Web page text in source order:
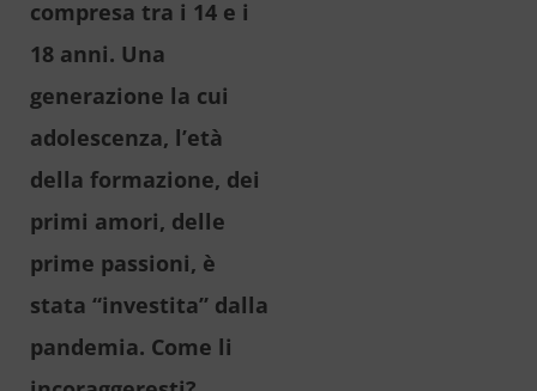
compresa tra i 14 e i
18 anni. Una
generazione la cui
adolescenza, l’età
della formazione, dei
primi amori, delle
prime passioni, è
stata “investita” dalla
pandemia. Come li